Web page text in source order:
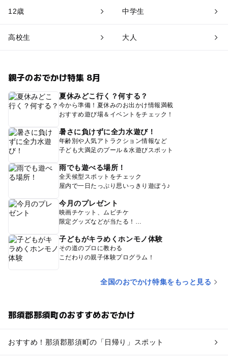
12歳 中学生
高校生 大人
親子のおでかけ特集 8月
夏休みどこ行く？何する？
今から準備！夏休みのお出かけ情報満載
おすすめ遊び場＆イベントをチェック！
暑さに負けずに全力水遊び！
年齢別や人気アトラクション情報など
子ども大満足のプール＆水遊びスポット
雨でも遊べる場所！
全天候型スポットをチェック
屋内で一日たっぷり思いっきり遊ぼう♪
今月のプレゼント
映画チケット、ムビチケ
限定グッズなどが当たる！
子どもがキラめくホンモノ体験
その道のプロに教わる
こだわりの親子体験プログラム！
全国のおでかけ特集をもっと見る
那須郡那須町のおすすめおでかけ
おすすめ！那須郡那須町の「日帰り」スポット